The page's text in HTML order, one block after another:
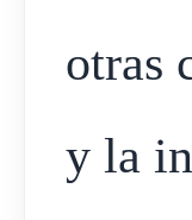
otras
y la